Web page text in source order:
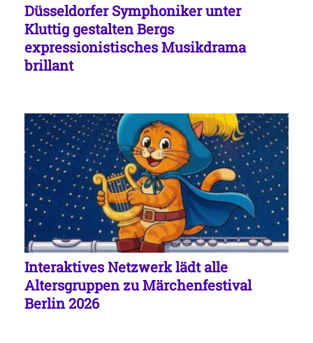
Düsseldorfer Symphoniker unter
Kluttig gestalten Bergs
expressionistisches Musikdrama
brillant
Interaktives Netzwerk lädt alle
Altersgruppen zu Märchenfestival
Berlin 2026